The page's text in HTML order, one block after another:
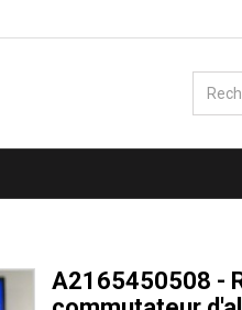
A2165450508 -